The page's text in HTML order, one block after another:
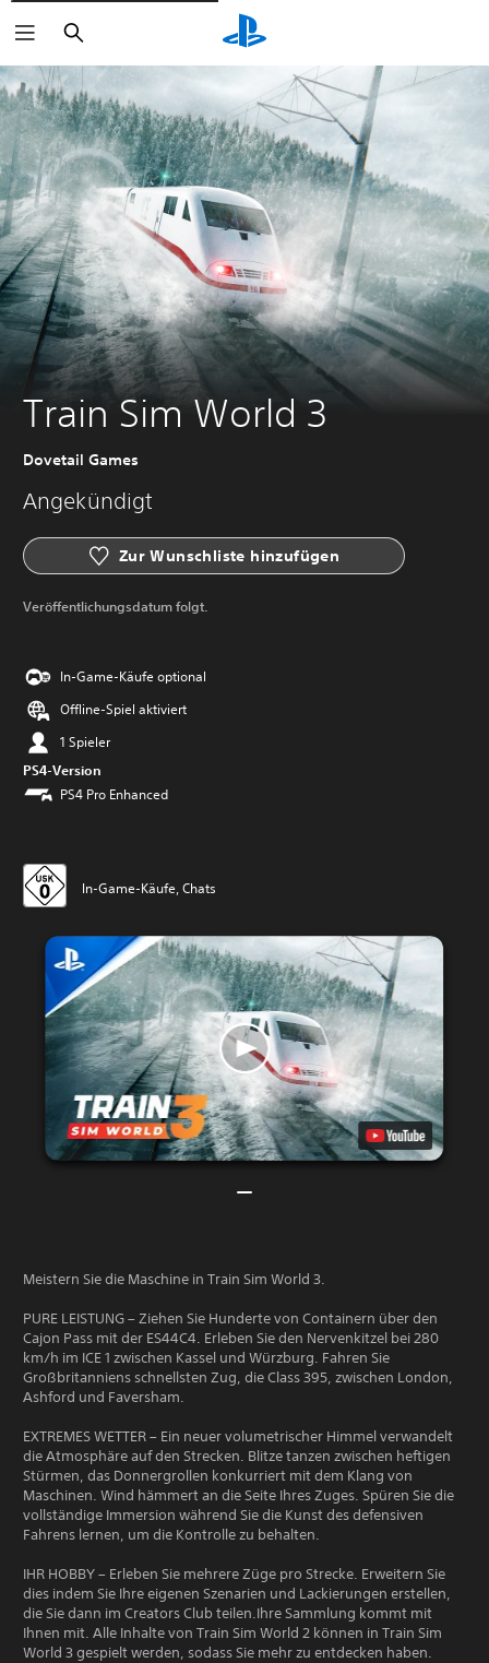
Suchen
Train Sim World 3
Dovetail Games
Angekündigt
Zur Wunschliste hinzufügen
Veröffentlichungsdatum folgt.
In-Game-Käufe optional
Offline-Spiel aktiviert
1 Spieler
PS4-Version
PS4 Pro Enhanced
In-Game-Käufe, Chats
Meistern Sie die Maschine in Train Sim World 3.
PURE LEISTUNG – Ziehen Sie Hunderte von Containern über den
Cajon Pass mit der ES44C4. Erleben Sie den Nervenkitzel bei 280
km/h im ICE 1 zwischen Kassel und Würzburg. Fahren Sie
Großbritanniens schnellsten Zug, die Class 395, zwischen London,
Ashford und Faversham.
EXTREMES WETTER – Ein neuer volumetrischer Himmel verwandelt
die Atmosphäre auf den Strecken. Blitze tanzen zwischen heftigen
Stürmen, das Donnergrollen konkurriert mit dem Klang von
Maschinen. Wind hämmert an die Seite Ihres Zuges. Spüren Sie die
vollständige Immersion während Sie die Kunst des defensiven
Fahrens lernen, um die Kontrolle zu behalten.
IHR HOBBY – Erleben Sie mehrere Züge pro Strecke. Erweitern Sie
dies indem Sie Ihre eigenen Szenarien und Lackierungen erstellen,
die Sie dann im Creators Club teilen.Ihre Sammlung kommt mit
Ihnen mit. Alle Inhalte von Train Sim World 2 können in Train Sim
World 3 gespielt werden, sodass Sie mehr zu entdecken haben.